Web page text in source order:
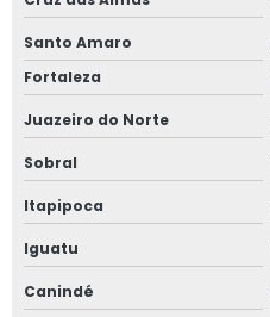
Santo Amaro
Fortaleza
Juazeiro do Norte
Sobral
Itapipoca
Iguatu
Canindé